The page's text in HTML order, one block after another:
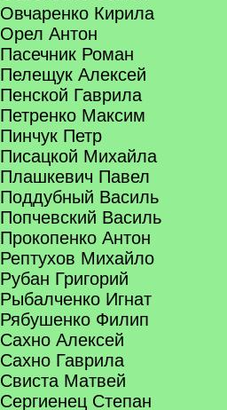
Овчаренко Кирила
Орел Антон
Пасечник Роман
Пелещук Алексей
Пенской Гаврила
Петренко Максим
Пинчук Петр
Писацкой Михайла
Плашкевич Павел
Поддубный Василь
Попчевский Василь
Прокопенко Антон
Рептухов Михайло
Рубан Григорий
Рыбалченко Игнат
Рябушенко Филип
Сахно Алексей
Сахно Гаврила
Свиста Матвей
Сергиенец Степан